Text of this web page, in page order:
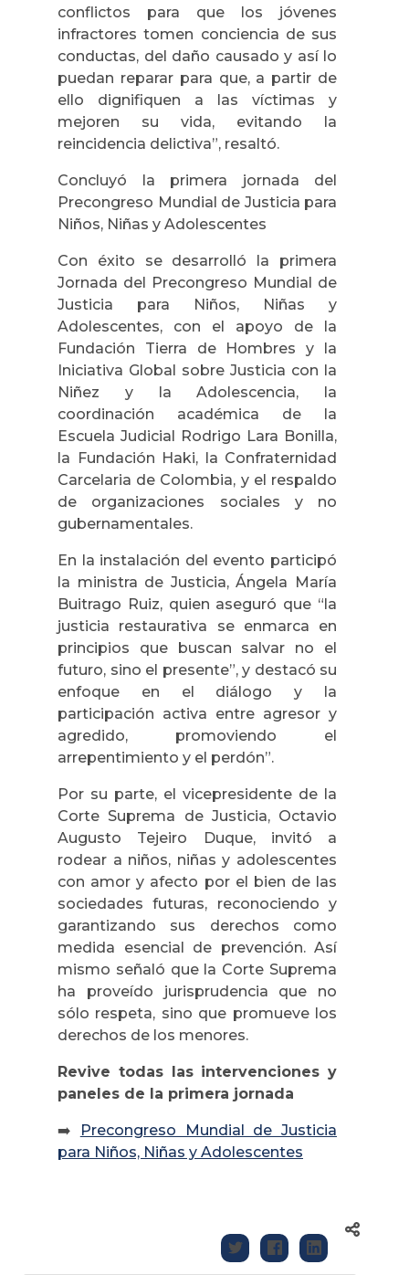
conflictos para que los jóvenes
infractores tomen conciencia de sus
conductas, del daño causado y así lo
puedan reparar para que, a partir de
ello dignifiquen a las víctimas y
mejoren su vida, evitando la
reincidencia delictiva”, resaltó.
Concluyó la primera jornada del
Precongreso Mundial de Justicia para
Niños, Niñas y Adolescentes
Con éxito se desarrolló la primera
Jornada del Precongreso Mundial de
Justicia para Niños, Niñas y
Adolescentes, con el apoyo de la
Fundación Tierra de Hombres y la
Iniciativa Global sobre Justicia con la
Niñez y la Adolescencia, la
coordinación académica de la
Escuela Judicial Rodrigo Lara Bonilla,
la Fundación Haki, la Confraternidad
Carcelaria de Colombia, y el respaldo
de organizaciones sociales y no
gubernamentales.
En la instalación del evento participó
la ministra de Justicia, Ángela María
Buitrago Ruiz, quien aseguró que “la
justicia restaurativa se enmarca en
principios que buscan salvar no el
futuro, sino el presente”, y destacó su
enfoque en el diálogo y la
participación activa entre agresor y
agredido, promoviendo el
arrepentimiento y el perdón”.
Por su parte, el vicepresidente de la
Corte Suprema de Justicia, Octavio
Augusto Tejeiro Duque, invitó a
rodear a niños, niñas y adolescentes
con amor y afecto por el bien de las
sociedades futuras, reconociendo y
garantizando sus derechos como
medida esencial de prevención. Así
mismo señaló que la Corte Suprema
ha proveído jurisprudencia que no
sólo respeta, sino que promueve los
derechos de los menores.
Revive todas las intervenciones y
paneles de la primera jornada
➡️
Precongreso Mundial de Justicia
para Niños, Niñas y Adolescentes